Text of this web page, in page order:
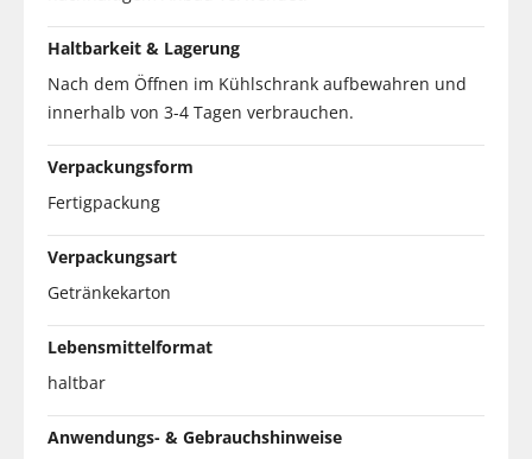
Haltbarkeit & Lagerung
Nach dem Öffnen im Kühlschrank aufbewahren und
innerhalb von 3-4 Tagen verbrauchen.
Verpackungsform
Fertigpackung
Verpackungsart
Getränkekarton
Lebensmittelformat
haltbar
Anwendungs- & Gebrauchshinweise